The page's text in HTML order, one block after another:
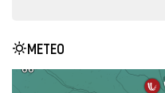
METEO